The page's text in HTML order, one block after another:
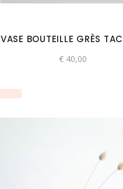
VASE BOUTEILLE GRÈS
€ 40,00